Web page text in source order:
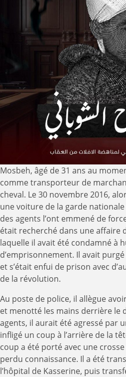
Mosbeh, âgé de 31 ans au
comme transporteur de
cheval. Le 30 novembre 2016,
une voiture de la garde
des agents l’ont emmené de
était recherché dans une affaire
laquelle il avait été condamné à
d’emprisonnement. Il avait
et s’était enfui de prison avec
de la révolution.
Au poste de police, il allègue
et menotté les mains derrière le
agents, il aurait été agressé par
infligé un coup à l’arrière de la
coup a été porté avec une
perdu connaissance. Il a été
l’hôpital de Kasserine, puis